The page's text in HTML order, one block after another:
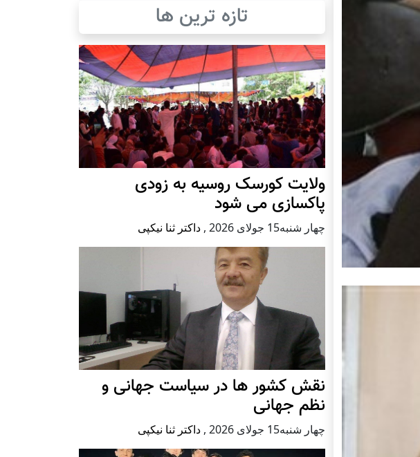
تازه ترین ها
ولایت کورسک روسیه به زودی
پاکسازی می شود
چهار شنبه15 جولای 2026 , داکتر ثنا نیکپی
نقش کشور ها در سیاست جهانی و
نظم جهانی
چهار شنبه15 جولای 2026 , داکتر ثنا نیکپی